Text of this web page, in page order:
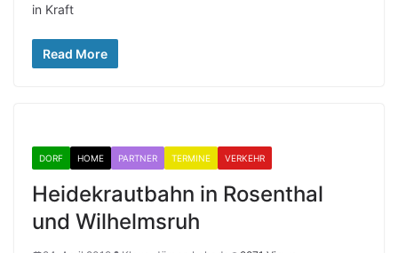
in Kraft
Read More
DORF HOME PARTNER TERMINE VERKEHR
Heidekrautbahn in Rosenthal
und Wilhelmsruh